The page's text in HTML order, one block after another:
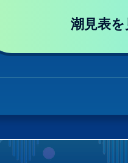
潮見表を